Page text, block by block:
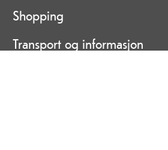
Shopping
Transport og informasjon